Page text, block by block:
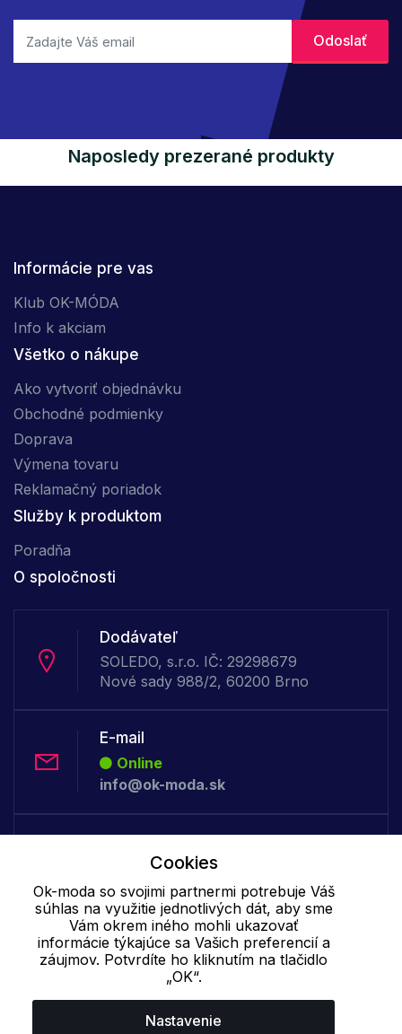
Naposledy prezerané produkty
Informácie pre vas
Klub OK-MÓDA
Info k akciam
Všetko o nákupe
Ako vytvoriť objednávku
Obchodné podmienky
Doprava
Výmena tovaru
Reklamačný poriadok
Služby k produktom
Poradňa
O spoločnosti
Dodávateľ
SOLEDO, s.r.o. IČ: 29298679
Nové sady 988/2, 60200 Brno
E-mail
Online
info@ok-moda.sk
Online
+421 277 278 079
Cookie - podrobné nastavenie| Ďalšie informácie|Spracovanie
osobných údajov
Cookies
Ok-moda so svojimi partnermi potrebuje Váš
súhlas na využitie jednotlivých dát, aby sme
Vám okrem iného mohli ukazovať
informácie týkajúce sa Vašich preferencií a
záujmov. Potvrdíte ho kliknutím na tlačidlo
„OK“.
Nastavenie